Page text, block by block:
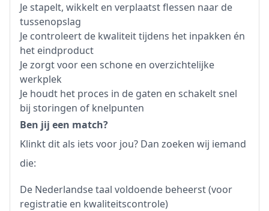
Je stapelt, wikkelt en verplaatst flessen naar de
tussenopslag
Je controleert de kwaliteit tijdens het inpakken én
het eindproduct
Je zorgt voor een schone en overzichtelijke
werkplek
Je houdt het proces in de gaten en schakelt snel
bij storingen of knelpunten
Ben jij een match?
Klinkt dit als iets voor jou? Dan zoeken wij iemand
die:
De Nederlandse taal voldoende beheerst (voor
registratie en kwaliteitscontrole)